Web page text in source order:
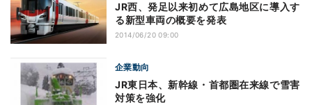
JR西、発足以来初めて広島地区に導入す
る新型車両の概要を発表
2014/06/20 09:00
企業動向
JR東日本、新幹線・首都圏在来線で雪害
対策を強化